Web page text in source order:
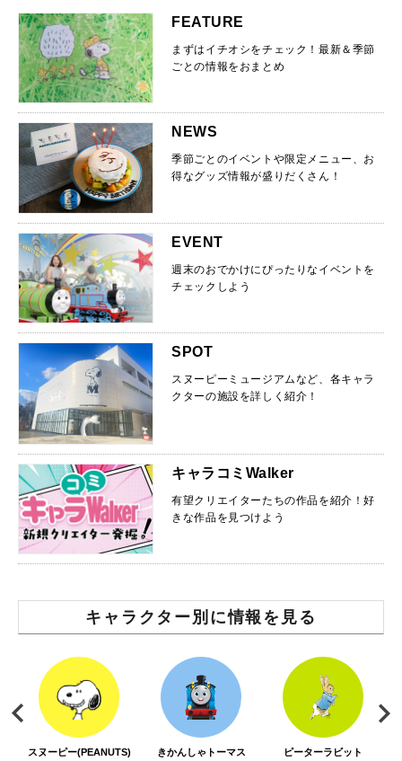
FEATURE
まずはイチオシをチェック！最新＆季節
ごとの情報をおまとめ
NEWS
季節ごとのイベントや限定メニュー、お
得なグッズ情報が盛りだくさん！
EVENT
週末のおでかけにぴったりなイベントを
チェックしよう
SPOT
スヌーピーミュージアムなど、各キャラ
クターの施設を詳しく紹介！
キャラコミWalker
有望クリエイターたちの作品を紹介！好
きな作品を見つけよう
キャラクター別に情報を見る
スヌーピー(PEANUTS) きかんしゃトーマス ピーターラビット